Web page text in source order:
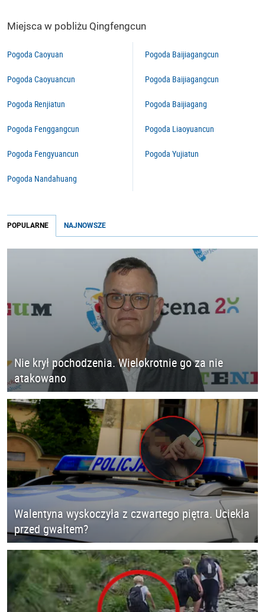
Miejsca w pobliżu Qingfengcun
Pogoda Caoyuan
Pogoda Caoyuancun
Pogoda Renjiatun
Pogoda Fenggangcun
Pogoda Fengyuancun
Pogoda Nandahuang
Pogoda Baijiagangcun
Pogoda Baijiagangcun
Pogoda Baijiagang
Pogoda Liaoyuancun
Pogoda Yujiatun
POPULARNE NAJNOWSZE
Nie krył pochodzenia. Wielokrotnie go za nie
atakowano
Walentyna wyskoczyła z czwartego piętra. Uciekła
przed gwałtem?